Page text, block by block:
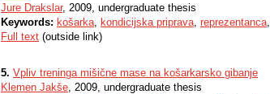
Jure Drakslar, 2009, undergraduate thesis
Keywords: košarka, kondicijska priprava, reprezentanca,
Full text (outside link)
5. Vpliv treninga mišične mase na košarkarsko gibanje
Klemen Jakše, 2009, undergraduate thesis